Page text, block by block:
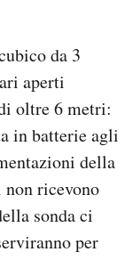
da 3
aperti
oltre 6 metri:
in batterie agli
della
non ricevono
sonda ci
per